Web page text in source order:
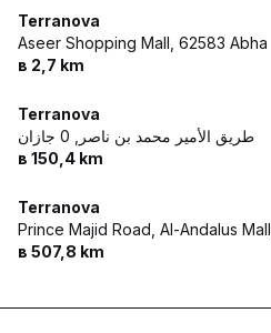
Terranova
Aseer Shopping Mall, 62583 Abha
в 2,7 km
Terranova
طريق الأمير محمد بن ناصر,
0 جازان
в 150,4 km
Terranova
Prince Majid Road, Al-Andalus Mall,
в 507,8 km